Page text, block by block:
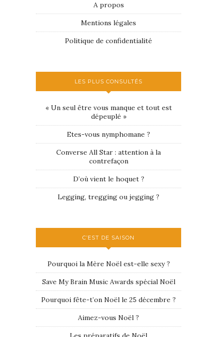
A propos
Mentions légales
Politique de confidentialité
LES PLUS CONSULTÉS
« Un seul être vous manque et tout est
dépeuplé »
Etes-vous nymphomane ?
Converse All Star : attention à la
contrefaçon
D’où vient le hoquet ?
Legging, tregging ou jegging ?
C’EST DE SAISON
Pourquoi la Mère Noël est-elle sexy ?
Save My Brain Music Awards spécial Noël
Pourquoi fête-t’on Noël le 25 décembre ?
Aimez-vous Noël ?